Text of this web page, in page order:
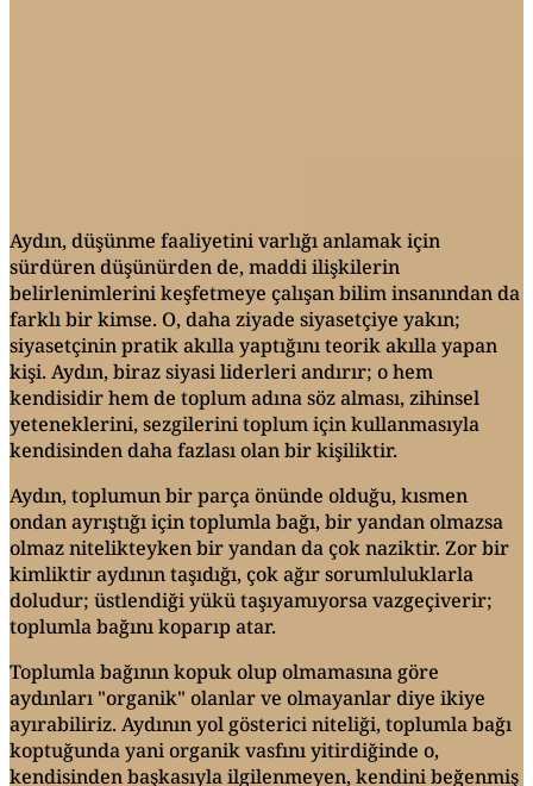
Aydın, düşünme faaliyetini varlığı anlamak için
sürdüren düşünürden de, maddi ilişkilerin
belirlenimlerini keşfetmeye çalışan bilim insanından da
farklı bir kimse. O, daha ziyade siyasetçiye yakın;
siyasetçinin pratik akılla yaptığını teorik akılla yapan
kişi. Aydın, biraz siyasi liderleri andırır; o hem
kendisidir hem de toplum adına söz alması, zihinsel
yeteneklerini, sezgilerini toplum için kullanmasıyla
kendisinden daha fazlası olan bir kişiliktir.
Aydın, toplumun bir parça önünde olduğu, kısmen
ondan ayrıştığı için toplumla bağı, bir yandan olmazsa
olmaz nitelikteyken bir yandan da çok naziktir. Zor bir
kimliktir aydının taşıdığı, çok ağır sorumluluklarla
doludur; üstlendiği yükü taşıyamıyorsa vazgeçiverir;
toplumla bağını koparıp atar.
Toplumla bağının kopuk olup olmamasına göre
aydınları "organik" olanlar ve olmayanlar diye ikiye
ayırabiliriz. Aydının yol gösterici niteliği, toplumla bağı
koptuğunda yani organik vasfını yitirdiğinde o,
kendisinden başkasıyla ilgilenmeyen, kendini beğenmiş